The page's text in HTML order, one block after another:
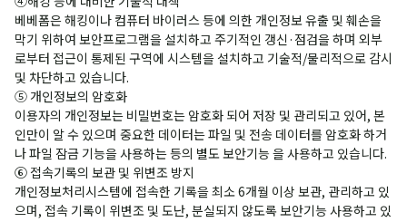
베베폼은 해킹이나 컴퓨터 바이러스 등에 의한 개인정보 유출 및 훼손을
막기 위하여 보안프로그램을 설치하고 주기적인 갱신·점검을 하며 외부
로부터 접근이 통제된 구역에 시스템을 설치하고 기술적/물리적으로 감시
및 차단하고 있습니다.
⑤ 개인정보의 암호화
이용자의 개인정보는 비밀번호는 암호화 되어 저장 및 관리되고 있어, 본
인만이 알 수 있으며 중요한 데이터는 파일 및 전송 데이터를 암호화 하거
나 파일 잠금 기능을 사용하는 등의 별도 보안기능 을 사용하고 있습니다.
⑥ 접속기록의 보관 및 위변조 방지
개인정보처리시스템에 접속한 기록을 최소 6개월 이상 보관, 관리하고 있
으며, 접속 기록이 위변조 및 도난, 분실되지 않도록 보안기능 사용하고 있